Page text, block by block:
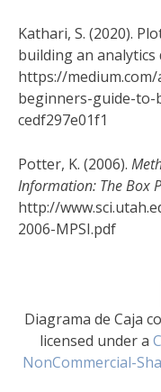
Kathari, S. (2020).
building an analytics
https://
beginners-guide-to-
cedf297e01f1
Potter, K. (2006).
Information: The Box
http://
2006-MPSI.pdf
Diagrama de Caja
licensed under a
NonCommercial-